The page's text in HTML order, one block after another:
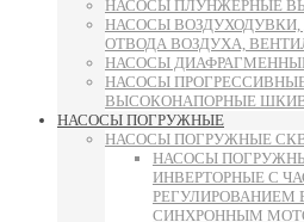
НАСОСЫ ПЛУНЖЕРНЫЕ
НАСОСЫ ВОЗДУХОДУВКИ,
ОТВОДА ВОЗДУХА,
НАСОСЫ
НАСОСЫ
ВЫСОКОНАПОРНЫЕ
НАСОСЫ ПОГРУЖНЫЕ
НАСОСЫ ПОГРУЖНЫЕ
НАСОСЫ
ИНВЕРТОРНЫЕ С
РЕГУЛИРОВАНИЕМ
СИНХРОННЫМ